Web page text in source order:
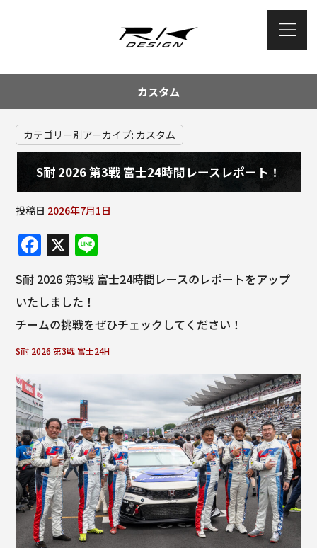
カスタム
カテゴリー別アーカイブ: カスタム
S耐 2026 第3戦 富士24時間レースレポート！
投稿日 2026年7月1日
F
a
c
e
b
o
o
k
X
n
e
S耐 2026 第3戦 富士24時間レースのレポートをアップ
いたしました！
チームの挑戦をぜひチェックしてください！
S耐 2026 第3戦 富士24H